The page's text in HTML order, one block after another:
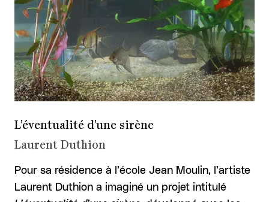
L’éventualité d’une sirène
Laurent Duthion
Pour sa résidence à l’école Jean Moulin, l’artiste
Laurent Duthion a imaginé un projet intitulé